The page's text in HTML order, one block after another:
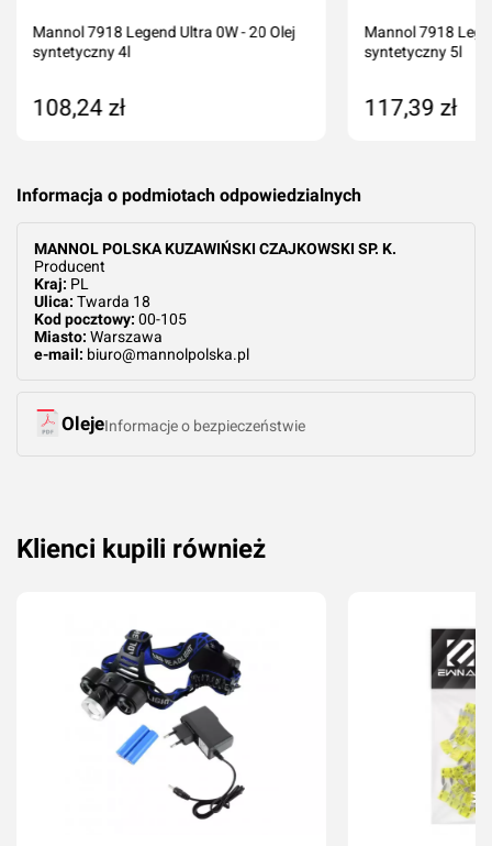
Mannol 7918 Legend Ultra 0W - 20 Olej
syntetyczny 4l
108,24 zł
Mannol 7918
syntetyczny 5l
117,39 zł
Informacja o podmiotach odpowiedzialnych
MANNOL POLSKA KUZAWIŃSKI CZAJKOWSKI SP. K.
Producent
Kraj: PL
Ulica: Twarda 18
Kod pocztowy: 00-105
Miasto: Warszawa
e-mail: biuro@mannolpolska.pl
OlejeInformacje o bezpieczeństwie
Klienci kupili również